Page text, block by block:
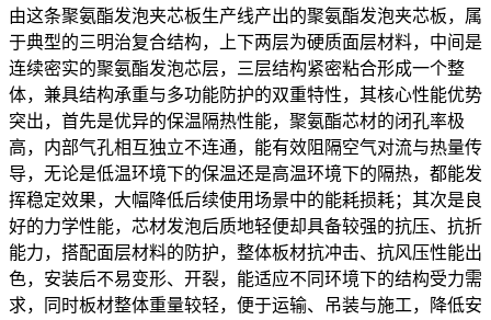
由这条聚氨酯发泡夹芯板生产线产出的聚氨酯发泡夹芯板，属
于典型的三明治复合结构，上下两层为硬质面层材料，中间是
连续密实的聚氨酯发泡芯层，三层结构紧密粘合形成一个整
体，兼具结构承重与多功能防护的双重特性，其核心性能优势
突出，首先是优异的保温隔热性能，聚氨酯芯材的闭孔率极
高，内部气孔相互独立不连通，能有效阻隔空气对流与热量传
导，无论是低温环境下的保温还是高温环境下的隔热，都能发
挥稳定效果，大幅降低后续使用场景中的能耗损耗；其次是良
好的力学性能，芯材发泡后质地轻便却具备较强的抗压、抗折
能力，搭配面层材料的防护，整体板材抗冲击、抗风压性能出
色，安装后不易变形、开裂，能适应不同环境下的结构受力需
求，同时板材整体重量较轻，便于运输、吊装与施工，降低安